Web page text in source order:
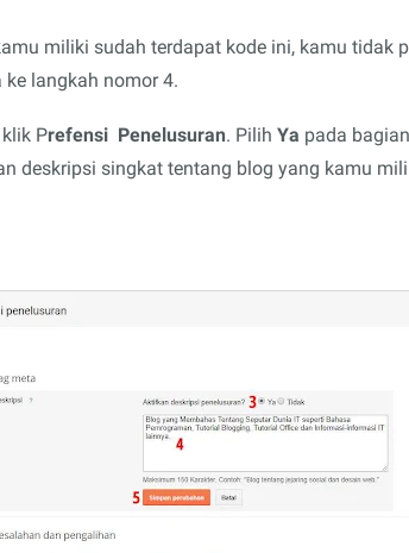
miliki sudah terdapat kode ini, kamu tidak
langkah nomor 4.
Prefensi Penelusuran. Pilih Ya pada bagian
deskripsi singkat tentang blog yang kamu